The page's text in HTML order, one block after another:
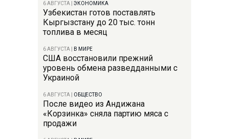
6 АВГУСТА ЭКОНОМИКА
Узбекистан готов поставлять
Кыргызстану до 20 тыс. тонн
топлива в месяц
6 АВГУСТА В МИРЕ
США восстановили прежний
уровень обмена разведданными с
Украиной
6 АВГУСТА ОБЩЕСТВО
После видео из Андижана
«Корзинка» сняла партию мяса с
продажи